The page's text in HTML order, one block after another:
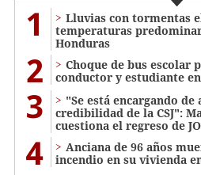
1
Lluvias con tormentas
temperaturas
Honduras
2
Choque de bus escolar
conductor y estudiante
3
"Se está encargando de
credibilidad de la CSJ":
cuestiona el regreso de
4
Anciana de 96 años
incendio en su vivienda